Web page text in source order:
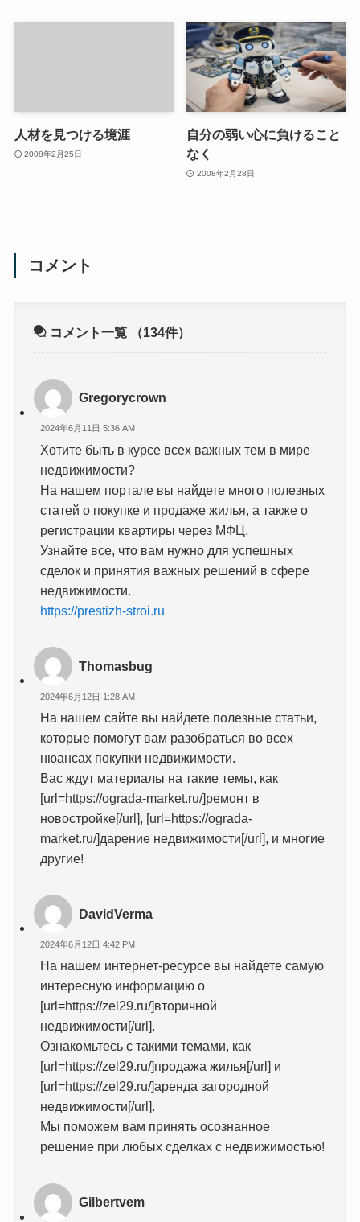
人材を見つける境涯
2008年2月25日
自分の弱い心に負けること
なく
2008年2月28日
コメント
コメント一覧 （134件）
Gregorycrown
2024年6月11日 5:36 AM
Хотите быть в курсе всех важных тем в мире
недвижимости?
На нашем портале вы найдете много полезных
статей о покупке и продаже жилья, а также о
регистрации квартиры через МФЦ.
Узнайте все, что вам нужно для успешных
сделок и принятия важных решений в сфере
недвижимости.
https://prestizh-stroi.ru
Thomasbug
2024年6月12日 1:28 AM
На нашем сайте вы найдете полезные статьи,
которые помогут вам разобраться во всех
нюансах покупки недвижимости.
Вас ждут материалы на такие темы, как
[url=https://ograda-market.ru/]ремонт в
новостройке[/url], [url=https://ograda-
market.ru/]дарение недвижимости[/url], и многие
другие!
DavidVerma
2024年6月12日 4:42 PM
На нашем интернет-ресурсе вы найдете самую
интересную информацию о
[url=https://zel29.ru/]вторичной
недвижимости[/url].
Ознакомьтесь с такими темами, как
[url=https://zel29.ru/]продажа жилья[/url] и
[url=https://zel29.ru/]аренда загородной
недвижимости[/url].
Мы поможем вам принять осознанное
решение при любых сделках с недвижимостью!
Gilbertvem